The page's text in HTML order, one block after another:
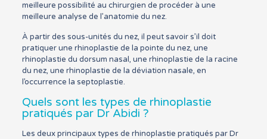
meilleure possibilité au chirurgien de procéder à une
meilleure analyse de l’anatomie du nez.
À partir des sous-unités du nez, il peut savoir s’il doit
pratiquer une rhinoplastie de la pointe du nez, une
rhinoplastie du dorsum nasal, une rhinoplastie de la racine
du nez, une rhinoplastie de la déviation nasale, en
l’occurrence la septoplastie.
Quels sont les types de rhinoplastie
pratiqués par Dr Abidi ?
Les deux principaux types de rhinoplastie pratiqués par Dr